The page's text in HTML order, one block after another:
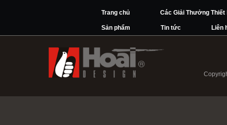
Trang chủ Các Giải Thưởng Thiết
Sản phẩm Tin tức Liên